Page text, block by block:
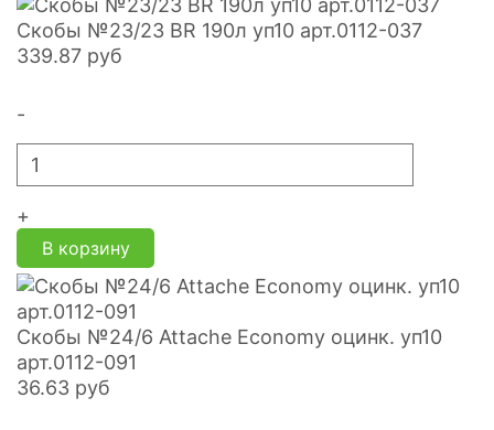
Скобы №23/23 BR 190л уп10 арт.0112-037
339.87 руб
-
+
В корзину
Скобы №24/6 Attache Economy оцинк. уп10
арт.0112-091
36.63 руб